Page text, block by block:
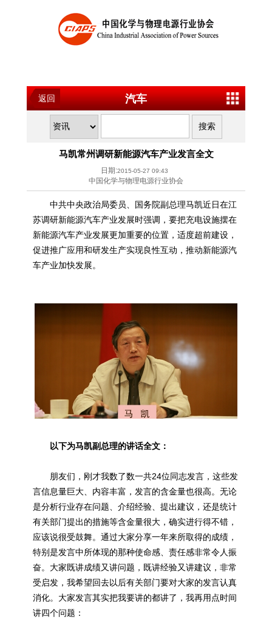
返回 汽车
马凯常州调研新能源汽车产业发言全文
日期:2015-05-27 09:43
中国化学与物理电源行业协会
中共中央政治局委员、国务院副总理马凯近日在江
苏调研新能源汽车产业发展时强调，要把充电设施摆在
新能源汽车产业发展更加重要的位置，适度超前建设，
促进推广应用和研发生产实现良性互动，推动新能源汽
车产业加快发展。
以下为马凯副总理的讲话全文：
朋友们，刚才我数了数一共24位同志发言，这些发
言信息量巨大、内容丰富，发言的含金量也很高。无论
是分析行业存在问题、介绍经验、提出建议，还是统计
有关部门提出的措施等含金量很大，确实进行得不错，
应该说很受鼓舞。通过大家分享一年来所取得的成绩，
特别是发言中所体现的那种使命感、责任感非常令人振
奋。大家既讲成绩又讲问题，既讲经验又讲建议，非常
受启发，我希望回去以后有关部门要对大家的发言认真
消化。大家发言其实把我要讲的都讲了，我再用点时间
讲四个问题：